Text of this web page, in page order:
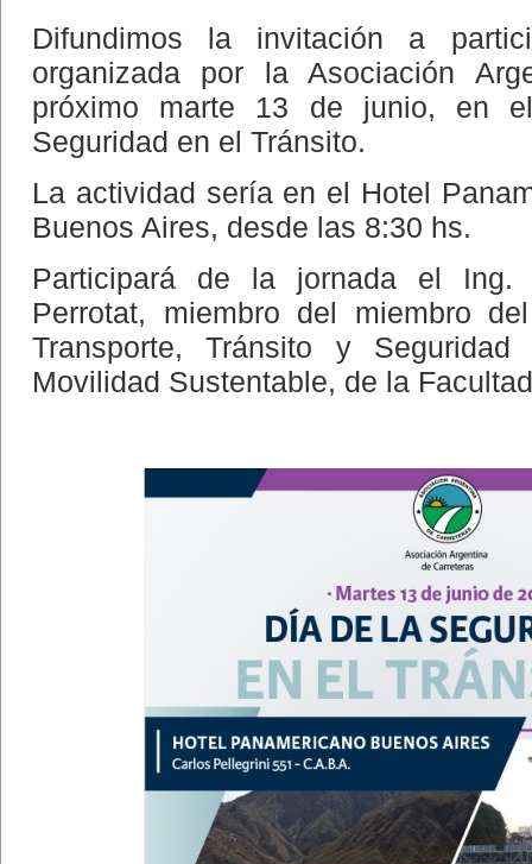
Difundimos la invitación a
organizada por la Asociación
próximo marte 13 de junio, en
Seguridad en el Tránsito.
La actividad sería en el Hotel
Buenos Aires, desde las 8:30 hs.
Participará de la jornada el Ing.
Perrotat, miembro del miembro
Transporte, Tránsito y
Movilidad Sustentable, de la